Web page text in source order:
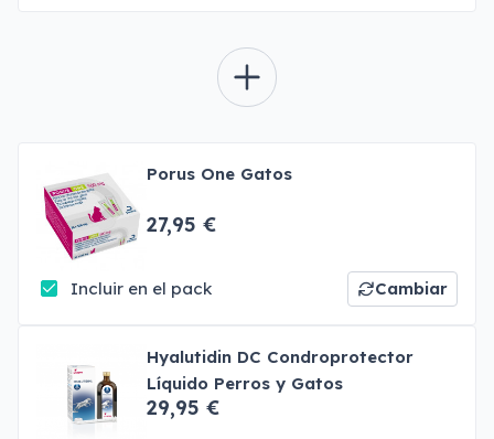
Porus One Gatos
27,95 €
Incluir en el pack Cambiar
Hyalutidin DC Condroprotector
Líquido Perros y Gatos
29,95 €